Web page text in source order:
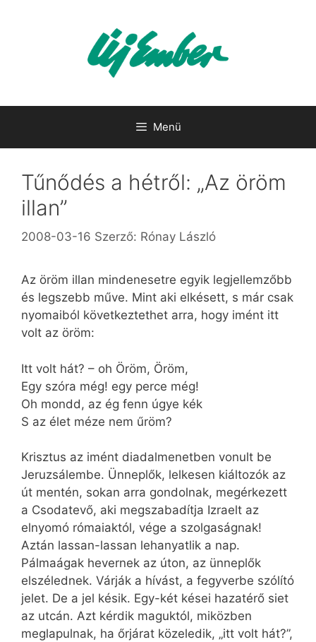
Menü
Tűnődés a hétről: „Az öröm
illan”
2008-03-16 Szerző: Rónay László
Az öröm illan mindenesetre egyik legjellemzőbb
és legszebb műve. Mint aki elkésett, s már csak
nyomaiból következtethet arra, hogy imént itt
volt az öröm:
Itt volt hát? – oh Öröm, Öröm,
Egy szóra még! egy perce még!
Oh mondd, az ég fenn úgye kék
S az élet méze nem űröm?
Krisztus az imént diadalmenetben vonult be
Jeruzsálembe. Ünneplők, lelkesen kiáltozók az
út mentén, sokan arra gondolnak, megérkezett
a Csodatevő, aki megszabadítja Izraelt az
elnyomó rómaiaktól, vége a szolgaságnak!
Aztán lassan-lassan lehanyatlik a nap.
Pálmaágak hevernek az úton, az ünneplők
elszélednek. Várják a hívást, a fegyverbe szólító
jelet. De a jel késik. Egy-két kései hazatérő siet
az utcán. Azt kérdik maguktól, miközben
meglapulnak, ha őrjárat közeledik, „itt volt hát?”,